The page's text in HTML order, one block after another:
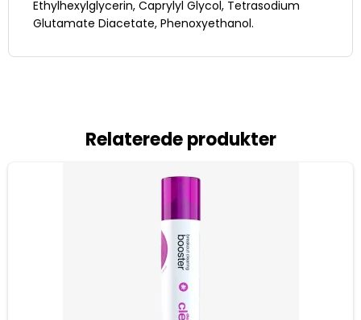
Ethylhexylglycerin, Caprylyl Glycol, Tetrasodium
Glutamate Diacetate, Phenoxyethanol.
Relaterede produkter